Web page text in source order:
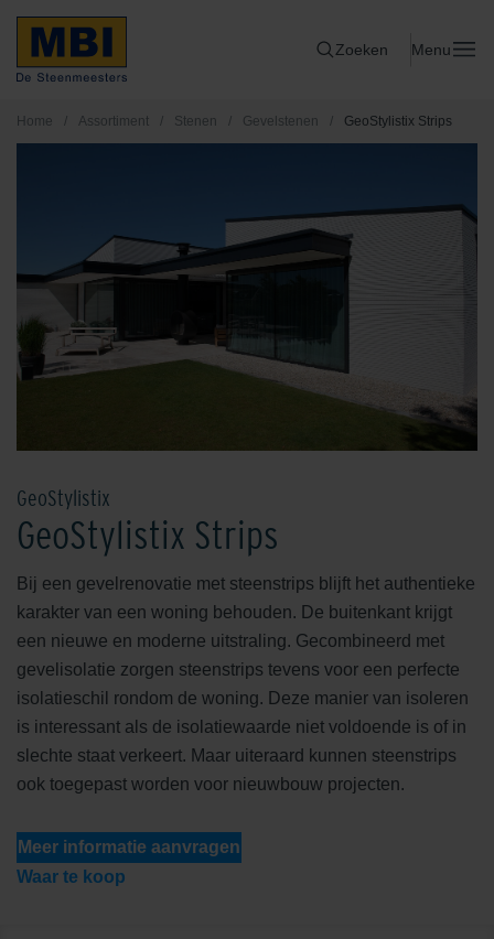
Zoeken Menu
Home / Assortiment / Stenen / Gevelstenen / GeoStylistix Strips
GeoStylistix
GeoStylistix Strips
Bij een gevelrenovatie met steenstrips blijft het authentieke
karakter van een woning behouden. De buitenkant krijgt
een nieuwe en moderne uitstraling. Gecombineerd met
gevelisolatie zorgen steenstrips tevens voor een perfecte
isolatieschil rondom de woning. Deze manier van isoleren
is interessant als de isolatiewaarde niet voldoende is of in
slechte staat verkeert. Maar uiteraard kunnen steenstrips
ook toegepast worden voor nieuwbouw projecten.
Meer informatie aanvragen
Waar te koop